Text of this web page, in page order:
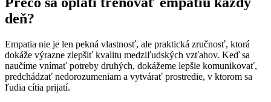
deň?
Empatia nie je len pekná vlastnosť, ale praktická zručnosť, ktorá
dokáže výrazne zlepšiť kvalitu medziľudských vzťahov. Keď sa
naučíme vnímať potreby druhých, dokážeme lepšie komunikovať,
predchádzať nedorozumeniam a vytvárať prostredie, v ktorom sa
ľudia cítia prijatí.